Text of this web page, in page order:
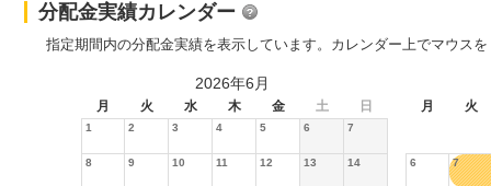
分配金実績カレンダー
指定期間内の分配金実績を表示しています。カレンダー上でマウス
2026年6月
月 火 水 木 金 土 日 月 火
1 2 3 4 5 6 7
8 9 10 11 12 13 14 6 7